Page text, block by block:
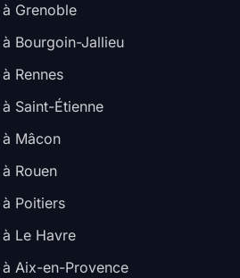
Grenoble
Bourgoin-Jallieu
Rennes
Saint-Étienne
Mâcon
Rouen
Poitiers
Le Havre
Aix-en-Provence